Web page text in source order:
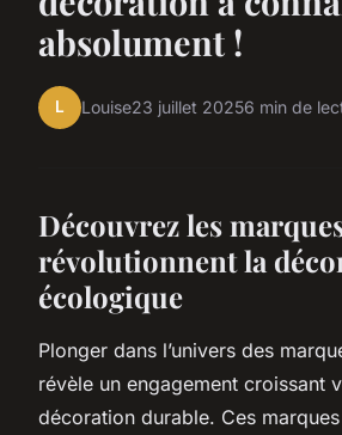
absolument !
L Louise23 juillet 20256 min de
Découvrez les
révolutionnent la
écologique
Plonger dans l’univers des
révèle un engagement croissant
décoration durable. Ces